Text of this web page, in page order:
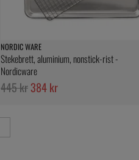
NORDIC WARE
Stekebrett, aluminium, nonstick-rist -
Nordicware
445 kr384 kr